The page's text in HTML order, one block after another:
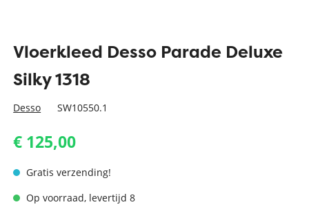
Vloerkleed Desso Parade Deluxe
Silky 1318
Desso SW10550.1
€ 125,00
Gratis verzending!
Op voorraad, levertijd 8